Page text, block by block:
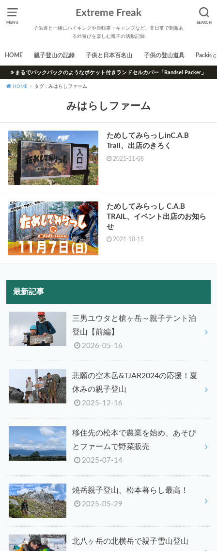
MENU SEARCH
Extreme Freak
子供達と一緒にハイキングや自転車・キャンプなど、非日常で刺激あ
る外遊びを楽しむ親子の活動記録
HOME 親子登山の記録 子供と日本百名山 子供の登山道具 Packing
まるでバックパックのようなポケット付きランドセルカバー「Randsel Packer」
HOME タグ : みはらしファーム
みはらしファーム
ためしてみらっしinC.A.B
Trail、出店のきろく
2021-11-08
ためしてみらっし C.A.B
TRAIL、イベント出店のお知ら
せ
2021-10-15
最新記事
三男ユウタと槍ヶ岳～親子テント泊
登山【前編】
2026-05-16
悲願の空木岳&TJAR2024の応援！夏
休みの親子登山
2025-12-16
移住先の松本で農業を始め、あそび
とファームで野菜販売
2025-07-14
焼岳親子登山、松本暮らし最高！
2025-05-29
北八ヶ岳の北横岳で親子雪山登山